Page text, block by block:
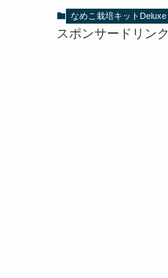
なめこ栽培キットDeluxe
スポンサードリンク